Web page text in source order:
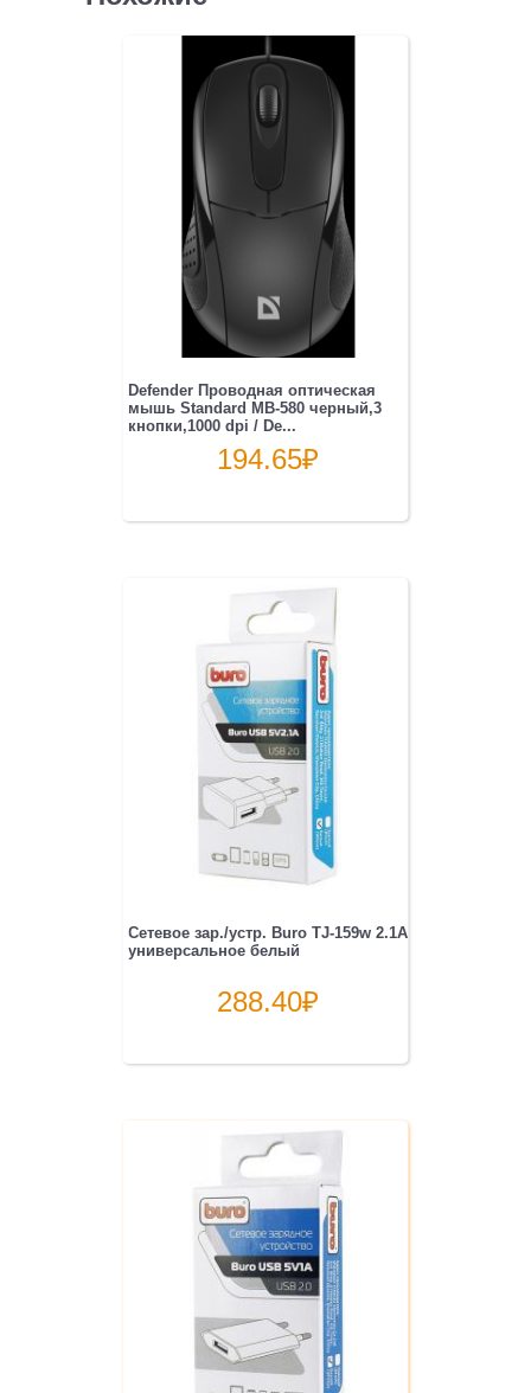
Defender Проводная оптическая
мышь Standard MB-580 черный,3
кнопки,1000 dpi / De...
194.65₽
Сетевое зар./устр. Buro TJ-159w 2.1A
универсальное белый
288.40₽